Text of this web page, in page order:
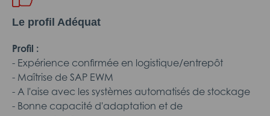
Le profil Adéquat
Profil :
- Expérience confirmée en logistique/entrepôt
- Maîtrise de SAP EWM
- A l'aise avec les systèmes automatisés de stockage
- Bonne capacité d'adaptation et de